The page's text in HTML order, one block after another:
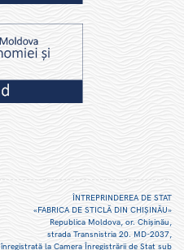
ÎNTREPRINDEREA DE STAT
«FABRICA DE STICLĂ DIN CHIŞINĂU»
Republica Moldova, or. Chişinău,
strada Transnistria 20. MD-2037,
înregistrată la Camera Înregistrării de Stat sub